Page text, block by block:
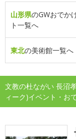
山形県のGWおでか
ト一覧へ
東北の美術館一覧へ
文教の杜ながい 長沼
ィーク)イベント・お